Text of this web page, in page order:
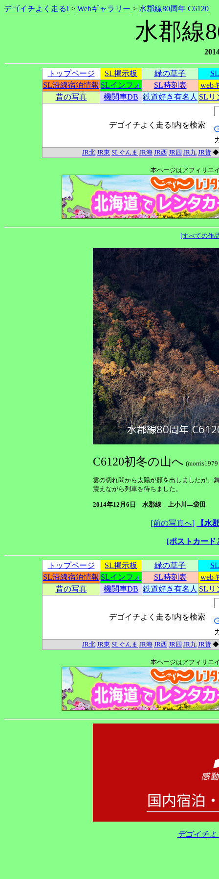
デゴイチよく走る! > Webギャラリー > 水郡線80周年 C6120
水郡線
トップページ SL掲示板 緑の草子
SL沿線宿泊情報 SLインフォ SL時刻表
web
昔の写真
機関車DB 鉄道好き有名人 SLリ
デゴイチよく走る!内を検索
JR北 JR東 SLぐんま JR海 JR西 JR四 JR九 JR貨
本ページはアフィリエ
[すべての作
C6120初冬の山へ
雲の切れ間から太陽が顔を出しましたが、
震えながら列車を待ちました。
2014年12月6日 水郡線 上小川—袋田
[前の写真へ] 【水
[ポストカード
トップページ SL掲示板 緑の草子
SL沿線宿泊情報 SLインフォ SL時刻表
web
昔の写真
機関車DB 鉄道好き有名人 SLリ
デゴイチよく走る!内を検索
JR北 JR東 SLぐんま JR海 JR西 JR四 JR九 JR貨
本ページはアフィリエ
デゴイチよ